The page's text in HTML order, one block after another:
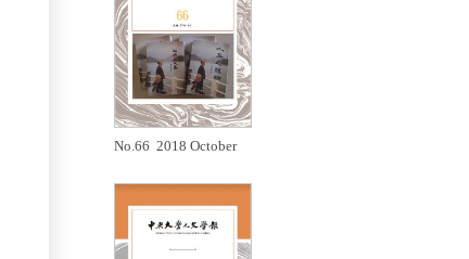
No.66 2018 October